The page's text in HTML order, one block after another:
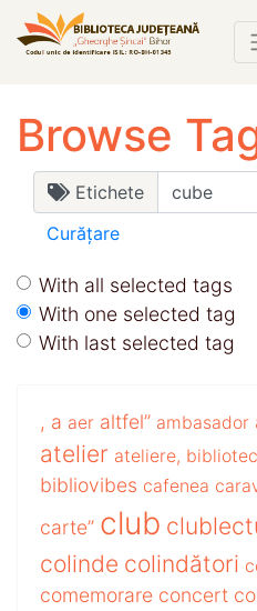
Browse
Etichete
Curățare
With all selected tags
With one selected tag
With last selected tag
, a aer altfel” ambasador
atelier ateliere,
bibliovibes cafenea
carte” club
colinde colindători
comemorare concert